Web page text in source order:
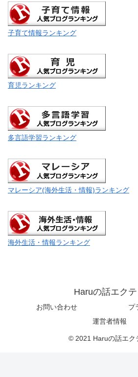
子育て情報ランキング
育児ランキング
多言語学習ランキング
マレーシア(海外生活・情報)ランキング
海外生活・情報ランキング
Haruの話エクテ
お問い合わせ
プ
運営者情報
© 2021 Haruの話エク